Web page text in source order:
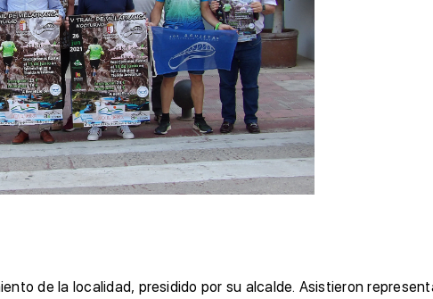
de la localidad, presidido por su alcalde. Asistieron